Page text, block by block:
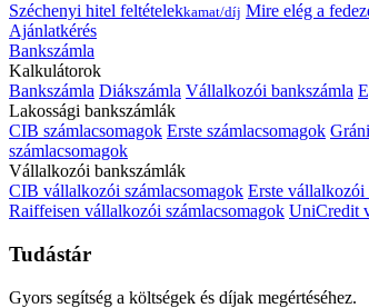
Széchenyi hitel feltételekkamat/díj Mire elég a
Ajánlatkérés
Bankszámla
Kalkulátorok
Bankszámla Diákszámla Vállalkozói bankszámla
Lakossági bankszámlák
CIB számlacsomagok Erste számlacsomagok
számlacsomagok
Vállalkozói bankszámlák
CIB vállalkozói számlacsomagok Erste vállalkozói
Raiffeisen vállalkozói számlacsomagok UniCredit
Tudástár
Gyors segítség a költségek és díjak megértéséhez.